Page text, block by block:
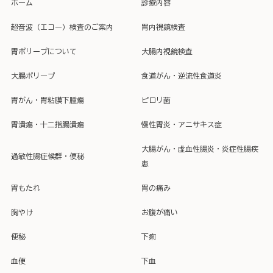
ホーム 診療内容
超音波（エコー）検査のご案内 胃内視鏡検査
胃ポリープについて 大腸内視鏡検査
大腸ポリープ 食道がん・逆流性食道炎
胃がん・胃粘膜下腫瘍 ピロリ菌
胃潰瘍・十二指腸潰瘍 慢性胃炎・アニサキス症
過敏性腸症候群・便秘
大腸がん・虚血性腸炎・炎症性腸疾
患
胃もたれ 胃の痛み
胸やけ お腹が痛い
便秘 下痢
血便 下血